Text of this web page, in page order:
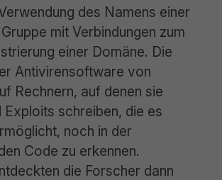
des Namens einer
mit Verbindungen zum
einer Domäne. Die
Antivirensoftware von
Rechnern, auf denen sie
Exploits schreiben, die es
noch in der
Code zu erkennen.
die Forscher dann